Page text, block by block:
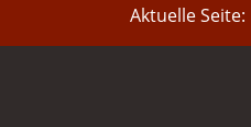
Aktuelle Seite: